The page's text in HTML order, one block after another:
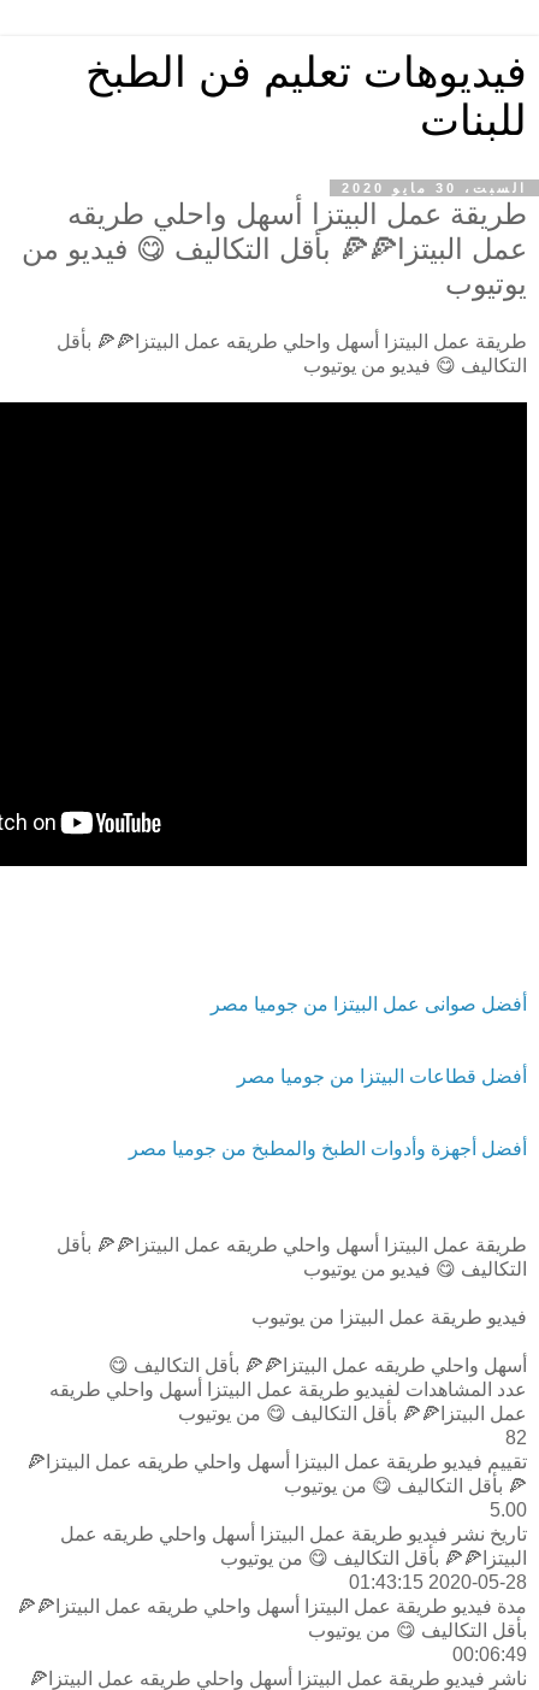
فيديوهات تعليم فن الطبخ
للبنات
السبت، 30 مايو 2020
طريقة عمل البيتزا أسهل واحلي طريقه
عمل البيتزا🍕🍕 بأقل التكاليف 😋 فيديو من
يوتيوب
طريقة عمل البيتزا أسهل واحلي طريقه عمل البيتزا🍕🍕 بأقل
التكاليف 😋 فيديو من يوتيوب
أفضل صوانى عمل البيتزا من جوميا مصر
أفضل قطاعات البيتزا من جوميا مصر
أفضل أجهزة وأدوات الطبخ والمطبخ من جوميا مصر
طريقة عمل البيتزا أسهل واحلي طريقه عمل البيتزا🍕🍕 بأقل
التكاليف 😋 فيديو من يوتيوب
فيديو طريقة عمل البيتزا من يوتيوب
أسهل واحلي طريقه عمل البيتزا🍕🍕 بأقل التكاليف 😋
عدد المشاهدات لفيديو طريقة عمل البيتزا أسهل واحلي طريقه
عمل البيتزا🍕🍕 بأقل التكاليف 😋 من يوتيوب
82
تقييم فيديو طريقة عمل البيتزا أسهل واحلي طريقه عمل البيتزا🍕
🍕 بأقل التكاليف 😋 من يوتيوب
5.00
تاريخ نشر فيديو طريقة عمل البيتزا أسهل واحلي طريقه عمل
البيتزا🍕🍕 بأقل التكاليف 😋 من يوتيوب
2020-05-28 01:43:15
مدة فيديو طريقة عمل البيتزا أسهل واحلي طريقه عمل البيتزا🍕🍕
بأقل التكاليف 😋 من يوتيوب
00:06:49
ناشر فيديو طريقة عمل البيتزا أسهل واحلي طريقه عمل البيتزا🍕